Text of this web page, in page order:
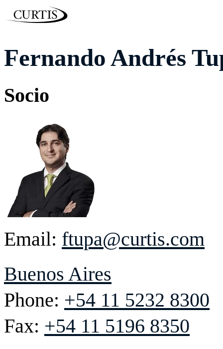
Fernando Andrés
Socio
Email: ftupa@curtis.com
Buenos Aires
Phone: +54 11 5232 8300
Fax: +54 11 5196 8350